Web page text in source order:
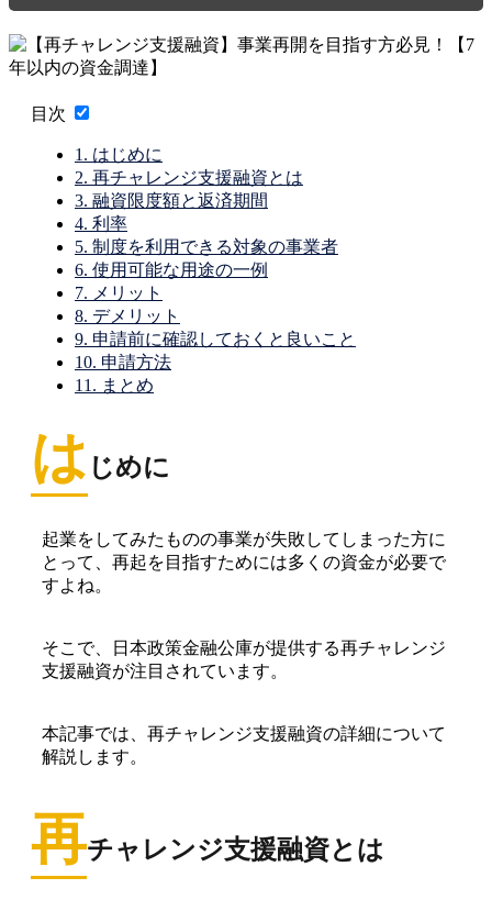
目次
1. はじめに
2. 再チャレンジ支援融資とは
3. 融資限度額と返済期間
4. 利率
5. 制度を利用できる対象の事業者
6. 使用可能な用途の一例
7. メリット
8. デメリット
9. 申請前に確認しておくと良いこと
10. 申請方法
11. まとめ
は じめに
起業をしてみたものの事業が失敗してしまった方に
とって、再起を目指すためには多くの資金が必要で
すよね。
そこで、日本政策金融公庫が提供する再チャレンジ
支援融資が注目されています。
本記事では、再チャレンジ支援融資の詳細について
解説します。
再チャレンジ支援融資とは